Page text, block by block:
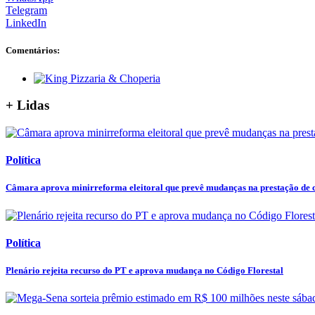
Telegram
LinkedIn
Comentários:
+ Lidas
Política
Câmara aprova minirreforma eleitoral que prevê mudanças na prestação de
Política
Plenário rejeita recurso do PT e aprova mudança no Código Florestal